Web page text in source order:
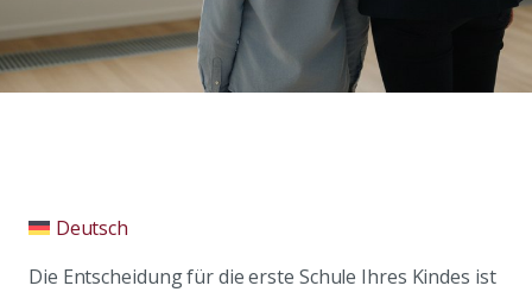
Deutsch
Die Entscheidung für die erste Schule Ihres Kindes ist